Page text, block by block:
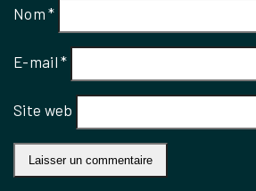
Nom*
E-mail*
Site web